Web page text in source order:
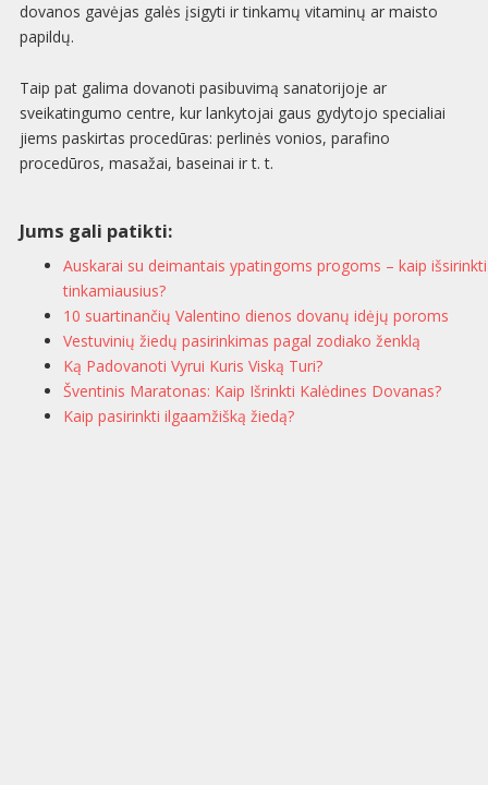
dovanos gavėjas galės įsigyti ir tinkamų vitaminų ar maisto
papildų.
Taip pat galima dovanoti pasibuvimą sanatorijoje ar
sveikatingumo centre, kur lankytojai gaus gydytojo specialiai
jiems paskirtas procedūras: perlinės vonios, parafino
procedūros, masažai, baseinai ir t. t.
Jums gali patikti:
Auskarai su deimantais ypatingoms progoms – kaip išsirinkti
tinkamiausius?
10 suartinančių Valentino dienos dovanų idėjų poroms
Vestuvinių žiedų pasirinkimas pagal zodiako ženklą
Ką Padovanoti Vyrui Kuris Viską Turi?
Šventinis Maratonas: Kaip Išrinkti Kalėdines Dovanas?
Kaip pasirinkti ilgaamžišką žiedą?